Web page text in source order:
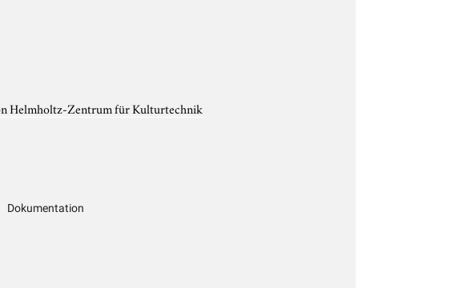
Helmholtz-Zentrum für Kulturtechnik
Dokumentation